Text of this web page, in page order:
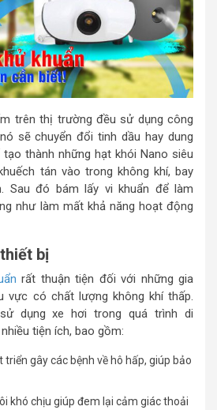
trên thị trường đều sử dụng công
sẽ chuyển đổi tinh dầu hay dung
thành những hạt khói Nano siêu
tán vào trong không khí, bay
Sau đó bám lấy vi khuẩn để làm
như làm mất khả năng hoạt động
bị
rất thuận tiện đối với những gia
vực có chất lượng không khí thấp.
dụng xe hơi trong quá trình di
tiện ích, bao gồm:
gây các bệnh về hô hấp, giúp bảo
khó chịu giúp đem lại cảm giác thoải